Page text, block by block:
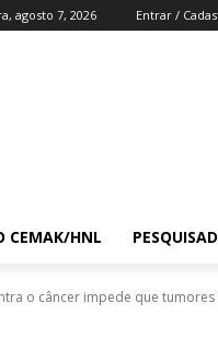
agosto 7, 2026 Entrar /
CEMAK/HNL
o câncer impede que